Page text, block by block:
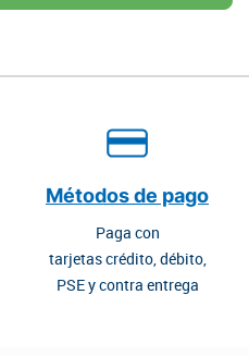
Métodos de pago
Paga con
tarjetas crédito, débito,
PSE y contra entrega